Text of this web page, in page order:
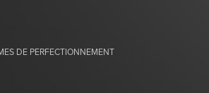
DE PERFECTIONNEMENT